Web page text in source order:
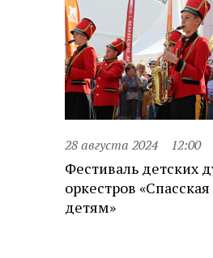
28 августа 2024 12:00
Фестиваль детских
оркестров
детям»